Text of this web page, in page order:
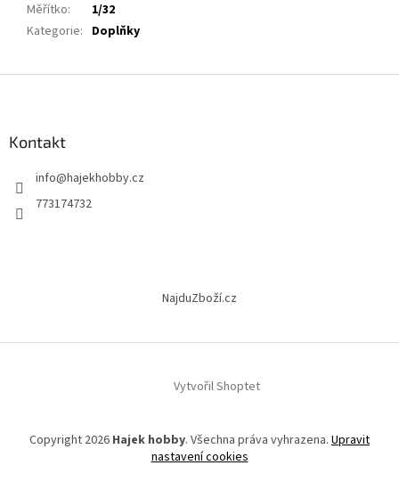
Měřítko:
1/32
Kategorie: Doplňky
Kontakt
info@hajekhobby.cz
773174732
NajduZboží.cz
Vytvořil Shoptet
Copyright 2026 Hajek hobby. Všechna práva vyhrazena. Upravit
nastavení cookies